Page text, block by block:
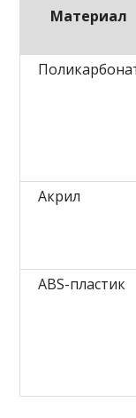
Материал
Акрил
ABS-пластик